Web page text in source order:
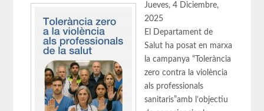
Jueves, 4 Diciembre,
2025
El Departament de
Salut ha posat en marxa
la campanya “Tolerància
zero contra la violència
als professionals
sanitaris”amb l’objectiu